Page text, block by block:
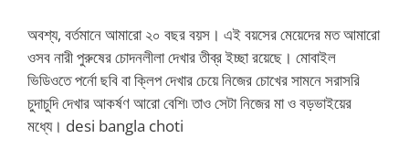
অবশ্য, বর্তমানে আমারো ২০ বছর বয়স। এই বয়সের মেয়েদের মত আমারো
ওসব নারী পুরুষের চোদনলীলা দেখার তীব্র ইচ্ছা রয়েছে। মোবাইল
ভিডিওতে পর্নো ছবি বা ক্লিপ দেখার চেয়ে নিজের চোখের সামনে সরাসরি
চুদাচুদি দেখার আকর্ষণ আরো বেশি৷ তাও সেটা নিজের মা ও বড়ভাইয়ের
মধ্যে। desi bangla choti